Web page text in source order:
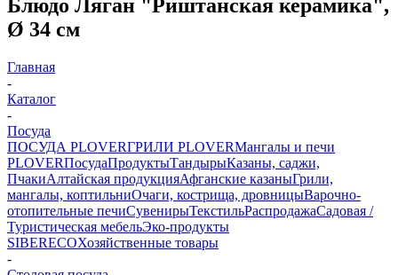
Блюдо Ляган "Риштанская керамика",
Ø 34 см
Главная
-
Каталог
-
Посуда
ПОСУДА PLOVERГРИЛИ PLOVERМангалы и печи
PLOVERПосудаПродуктыТандырыКазаны, саджи,
ПчакиАлтайская продукцияАфганские казаныГрили,
мангалы, коптильниОчаги, кострища, дровницыВарочно-
отопительные печиСувенирыТекстильРаспродажаСадовая /
Туристическая мебельЭко-продукты
SIBERECOХозяйственные товары
-